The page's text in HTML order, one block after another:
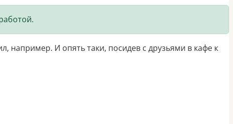
например. И опять таки, посидев с друзьями в кафе к